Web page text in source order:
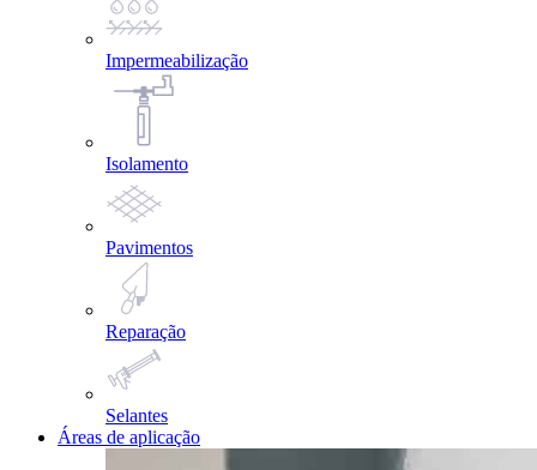
Impermeabilização
Isolamento
Pavimentos
Reparação
Selantes
Áreas de aplicação